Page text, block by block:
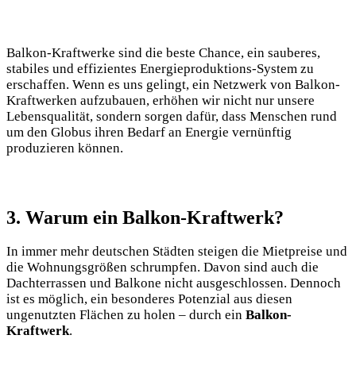
Balkon-Kraftwerke sind die beste Chance, ein sauberes,
stabiles und effizientes Energieproduktions-System zu
erschaffen. Wenn es uns gelingt, ein Netzwerk von Balkon-
Kraftwerken aufzubauen, erhöhen wir nicht nur unsere
Lebensqualität, sondern sorgen dafür, dass Menschen rund
um den Globus ihren Bedarf an Energie vernünftig
produzieren können.
3. Warum ein Balkon-Kraftwerk?
In immer mehr deutschen Städten steigen die Mietpreise und
die Wohnungsgrößen schrumpfen. Davon sind auch die
Dachterrassen und Balkone nicht ausgeschlossen. Dennoch
ist es möglich, ein besonderes Potenzial aus diesen
ungenutzten Flächen zu holen – durch ein Balkon-
Kraftwerk.